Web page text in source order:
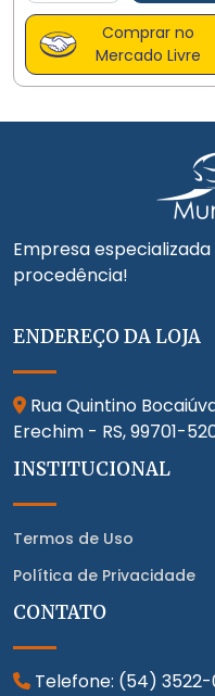
Comprar no
Mercado Livre
Empresa
procedência!
ENDEREÇO DA LOJA
Rua Quintino
Erechim - RS,99701-
INSTITUCIONAL
Termos de Uso
Política de Privacidade
CONTATO
Telefone: (54)